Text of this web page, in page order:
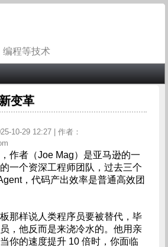
编程等技术
变革
10-29 12:27 | 作者：
作者（Joe Mag）是亚马逊的一
一个资深工程师团队，过去三个
，代码产出效率是普通高效团
那样说人类程序员要被替代，毕
，他反而是来浇冷水的。他用亲
你的速度提升 10 倍时，你面临